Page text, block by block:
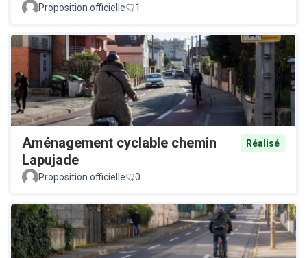
Proposition officielle 1
Aménagement cyclable chemin
Lapujade
Réalisé
Proposition officielle 0